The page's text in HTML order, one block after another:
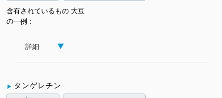
含有されているもの
の一例
大豆
詳細
タンゲレチン